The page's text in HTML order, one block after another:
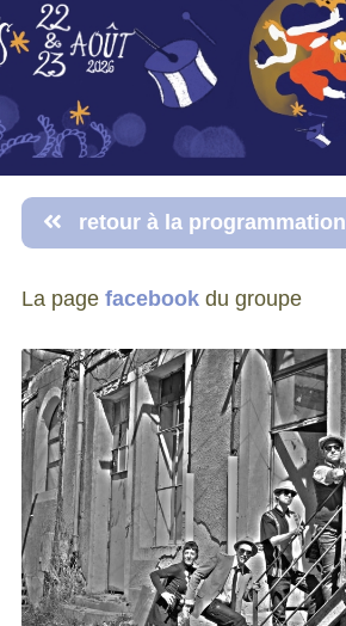
retour à la programmation
La page facebook du groupe